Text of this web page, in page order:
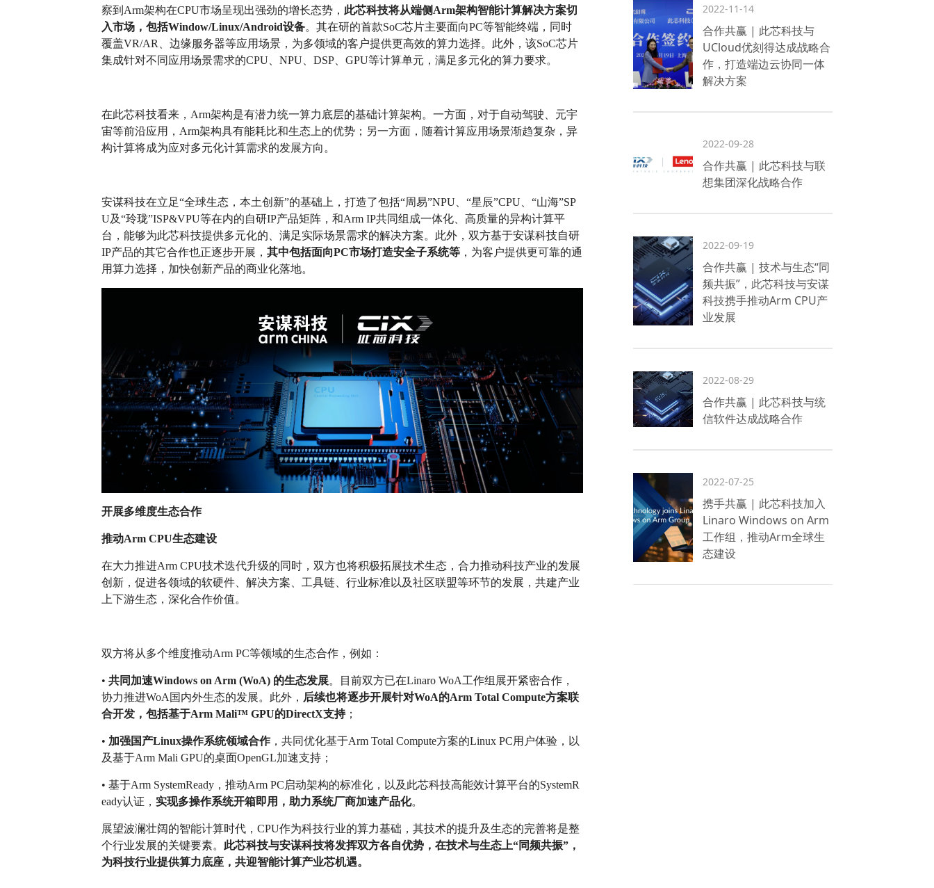
察到Arm架构在CPU市场呈现出强劲的增长态势， 此芯科技将从端侧Arm架构智能计算解决方案切
入市场，包括Window/Linux/Android设备。其在研的首款SoC芯片主要面向PC等智能终端，同时
覆盖VR/AR、边缘服务器等应用场景，为多领域的客户提供更高效的算力选择。此外，该SoC芯片
集成针对不同应用场景需求的CPU、NPU、DSP、GPU等计算单元，满足多元化的算力要求。
在此芯科技看来，Arm架构是有潜力统一算力底层的基础计算架构。一方面，对于自动驾驶、元宇
宙等前沿应用，Arm架构具有能耗比和生态上的优势；另一方面，随着计算应用场景渐趋复杂，异
构计算将成为应对多元化计算需求的发展方向。
安谋科技在立足“全球生态，本土创新”的基础上，打造了包括“周易”NPU、“星辰”CPU、“山海”SP
U及“玲珑”ISP&VPU等在内的自研IP产品矩阵，和Arm IP共同组成一体化、高质量的异构计算平
台，能够为此芯科技提供多元化的、满足实际场景需求的解决方案。此外，双方基于安谋科技自研
IP产品的其它合作也正逐步开展，其中包括面向PC市场打造安全子系统等 ，为客户提供更可靠的通
用算力选择，加快创新产品的商业化落地。
开展多维度生态合作
推动Arm CPU生态建设
在大力推进Arm CPU技术迭代升级的同时，双方也将积极拓展技术生态，合力推动科技产业的发展
创新，促进各领域的软硬件、解决方案、工具链、行业标准以及社区联盟等环节的发展，共建产业
上下游生态，深化合作价值。
双方将从多个维度推动Arm PC等领域的生态合作，例如：
•共同加速Windows on Arm (WoA) 的生态发展。目前双方已在Linaro WoA工作组展开紧密合作，
协力推进WoA国内外生态的发展。此外， 后续也将逐步开展针对WoA的Arm Total Compute方案联
合开发，包括基于Arm Mali™ GPU的DirectX支持；
• 加强国产Linux操作系统领域合作，共同优化基于Arm Total Compute方案的Linux PC用户体验，以
及基于Arm Mali GPU的桌面OpenGL加速支持；
• 基于Arm SystemReady，推动Arm PC启动架构的标准化，以及此芯科技高能效计算平台的SystemR
eady认证，实现多操作系统开箱即用，助力系统厂商加速产品化。
展望波澜壮阔的智能计算时代，CPU作为科技行业的算力基础，其技术的提升及生态的完善将是整
个行业发展的关键要素。 此芯科技与安谋科技将发挥双方各自优势，在技术与生态上“同频共振”，
为科技行业提供算力底座，共迎智能计算产业芯机遇。
2022-11-14
合作共赢 | 此芯科技与
UCloud优刻得达成战略合
作，打造端边云协同一体
解决方案
2022-09-28
合作共赢 | 此芯科技与联
想集团深化战略合作
2022-09-19
合作共赢 | 技术与生态“同
频共振”，此芯科技与安谋
科技携手推动Arm CPU产
业发展
2022-08-29
合作共赢 | 此芯科技与统
信软件达成战略合作
2022-07-25
携手共赢 | 此芯科技加入
Linaro Windows on Arm
工作组，推动Arm全球生
态建设